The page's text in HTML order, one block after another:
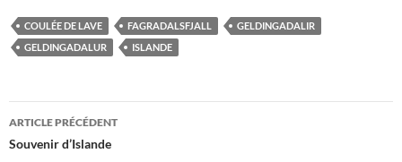
COULÉE DE LAVE FAGRADALSFJALL
GELDINGADALIR
GELDINGADALUR
ISLANDE
Navigation
des
ARTICLE PRÉCÉDENT
Souvenir d’Islande